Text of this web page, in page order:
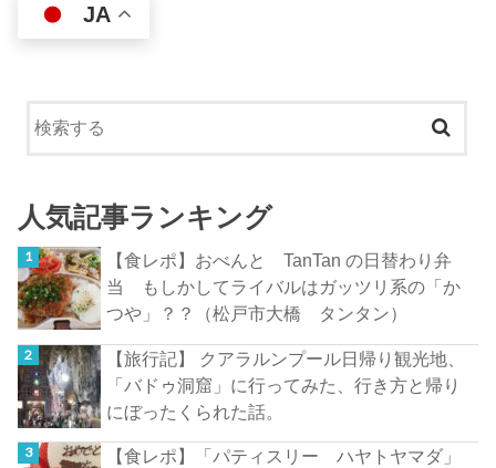
JA
人気記事ランキング
【食レポ】おべんと TanTan の日替わり弁
当 もしかしてライバルはガッツリ系の「か
つや」？？（松戸市大橋 タンタン）
【旅行記】 クアラルンプール日帰り観光地、
「バドゥ洞窟」に行ってみた、行き方と帰り
にぼったくられた話。
【食レポ】「パティスリー ハヤトヤマダ」